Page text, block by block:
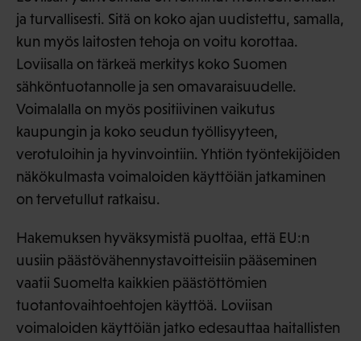
ja turvallisesti. Sitä on koko ajan uudistettu, samalla,
kun myös laitosten tehoja on voitu korottaa.
Loviisalla on tärkeä merkitys koko Suomen
sähköntuotannolle ja sen omavaraisuudelle.
Voimalalla on myös positiivinen vaikutus
kaupungin ja koko seudun työllisyyteen,
verotuloihin ja hyvinvointiin. Yhtiön työntekijöiden
näkökulmasta voimaloiden käyttöiän jatkaminen
on tervetullut ratkaisu.
Hakemuksen hyväksymistä puoltaa, että EU:n
uusiin päästövähennystavoitteisiin pääseminen
vaatii Suomelta kaikkien päästöttömien
tuotantovaihtoehtojen käyttöä. Loviisan
voimaloiden käyttöiän jatko edesauttaa haitallisten